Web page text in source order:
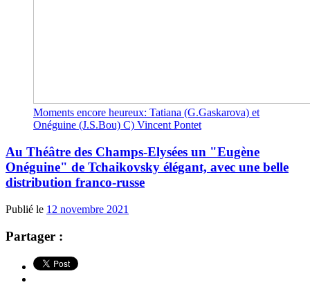
Moments encore heureux: Tatiana (G.Gaskarova) et
Onéguine (J.S.Bou) C) Vincent Pontet
Au Théâtre des Champs-Elysées un "Eugène
Onéguine" de Tchaikovsky élégant, avec une belle
distribution franco-russe
Publié le 12 novembre 2021
Partager :